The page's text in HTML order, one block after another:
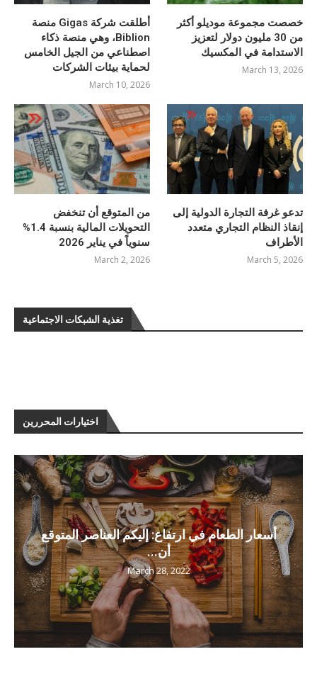
خصصت مجموعة موديلو أكثر
من 30 مليون دولار لتعزيز
الاستدامة في المكسيك
March 13, 2026
أطلقت شركة Gigas منصة
Biblion، وهي منصة ذكاء
اصطناعي من الجيل الخامس
لحماية بيئات الشركات
March 10, 2026
تدعو غرفة التجارة الدولية إلى
إنقاذ النظام التجاري متعدد
الأطراف
March 5, 2026
من المتوقع أن تنخفض
التحويلات المالية بنسبة 1.4%
سنوياً في يناير 2026
March 2, 2026
تغذية الشبكات الاجتماعية
اختيارات المحررين
أسعار الطعام في ارتفاع: إليكم العناصر المتوقع
أن...
March 28, 2022